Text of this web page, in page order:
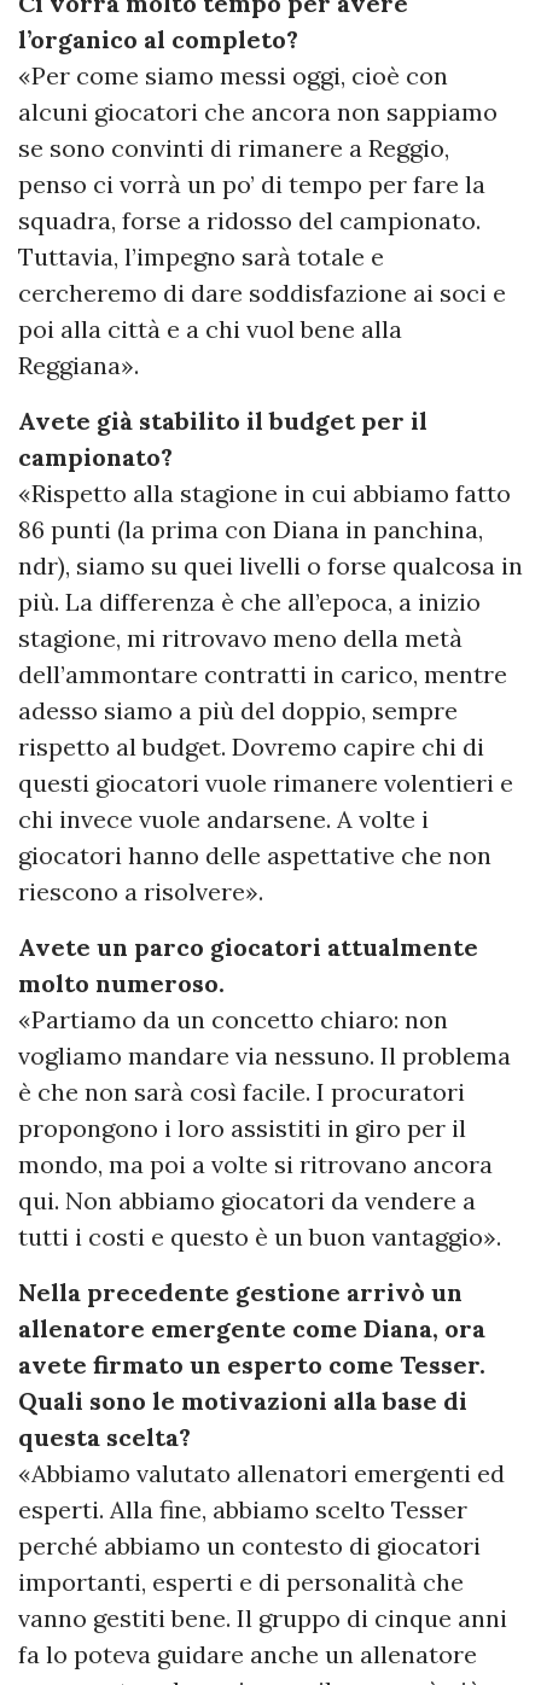
l’organico al completo?
«Per come siamo messi oggi, cioè con
alcuni giocatori che ancora non sappiamo
se sono convinti di rimanere a Reggio,
penso ci vorrà un po’ di tempo per fare la
squadra, forse a ridosso del campionato.
Tuttavia, l’impegno sarà totale e
cercheremo di dare soddisfazione ai soci e
poi alla città e a chi vuol bene alla
Reggiana».
Avete già stabilito il budget per il
campionato?
«Rispetto alla stagione in cui abbiamo fatto
86 punti (la prima con Diana in panchina,
ndr), siamo su quei livelli o forse qualcosa in
più. La differenza è che all’epoca, a inizio
stagione, mi ritrovavo meno della metà
dell’ammontare contratti in carico, mentre
adesso siamo a più del doppio, sempre
rispetto al budget. Dovremo capire chi di
questi giocatori vuole rimanere volentieri e
chi invece vuole andarsene. A volte i
giocatori hanno delle aspettative che non
riescono a risolvere».
Avete un parco giocatori attualmente
molto numeroso.
«Partiamo da un concetto chiaro: non
vogliamo mandare via nessuno. Il problema
è che non sarà così facile. I procuratori
propongono i loro assistiti in giro per il
mondo, ma poi a volte si ritrovano ancora
qui. Non abbiamo giocatori da vendere a
tutti i costi e questo è un buon vantaggio».
Nella precedente gestione arrivò un
allenatore emergente come Diana, ora
avete firmato un esperto come Tesser.
Quali sono le motivazioni alla base di
questa scelta?
«Abbiamo valutato allenatori emergenti ed
esperti. Alla fine, abbiamo scelto Tesser
perché abbiamo un contesto di giocatori
importanti, esperti e di personalità che
vanno gestiti bene. Il gruppo di cinque anni
fa lo poteva guidare anche un allenatore